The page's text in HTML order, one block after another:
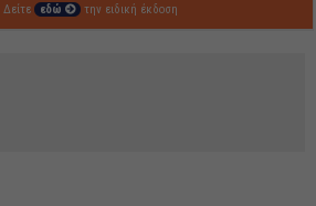
Δείτε εδώ την ειδική έκδοση